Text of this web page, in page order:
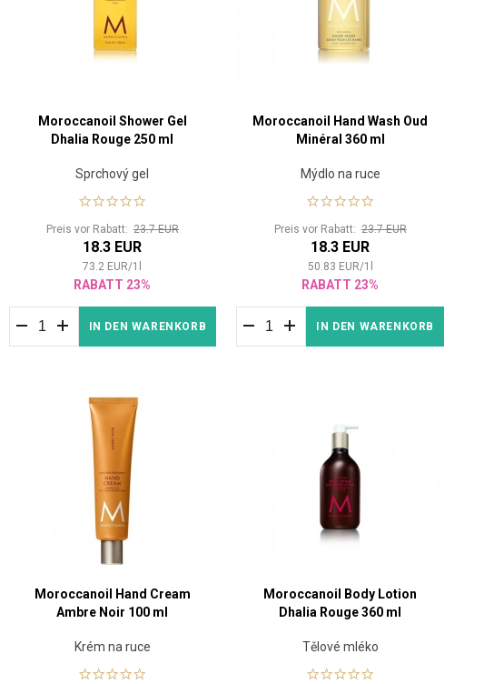
Moroccanoil Shower Gel
Dhalia Rouge 250 ml
Sprchový gel
Preis vor Rabatt: 23.7 EUR
18.3 EUR
73.2 EUR/1
RABATT 23%
IN DEN WARENKORB
Moroccanoil Hand Wash Oud
Minéral 360 ml
Mýdlo na ruce
Preis vor Rabatt:23.7 EUR
18.3 EUR
50.83 EUR/1
RABATT 23%
IN DEN WARENKORB
Moroccanoil Hand Cream
Ambre Noir 100 ml
Krém na ruce
Moroccanoil Body Lotion
Dhalia Rouge 360 ml
Tělové mléko